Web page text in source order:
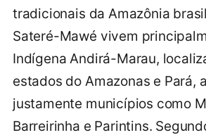
tradicionais da Amazônia
Sateré-Mawé vivem
Indígena Andirá-Marau,
estados do Amazonas e Pará,
justamente municípios como
Barreirinha e Parintins.